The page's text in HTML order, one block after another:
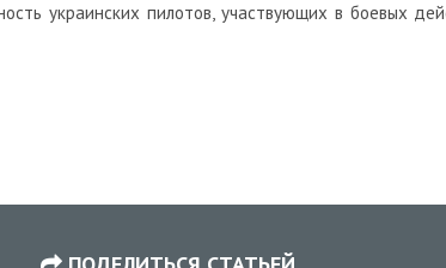
украинских пилотов, участвующих в боевых